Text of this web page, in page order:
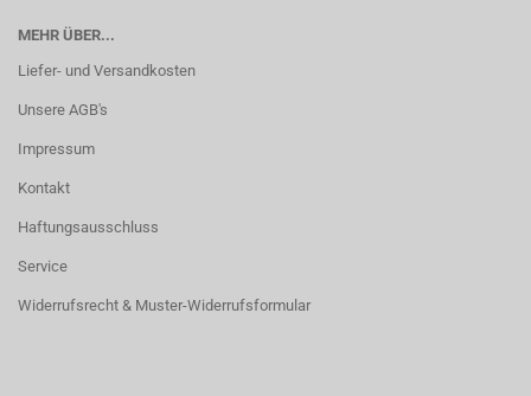
MEHR ÜBER...
Liefer- und Versandkosten
Unsere AGB's
Impressum
Kontakt
Haftungsausschluss
Service
Widerrufsrecht & Muster-Widerrufsformular